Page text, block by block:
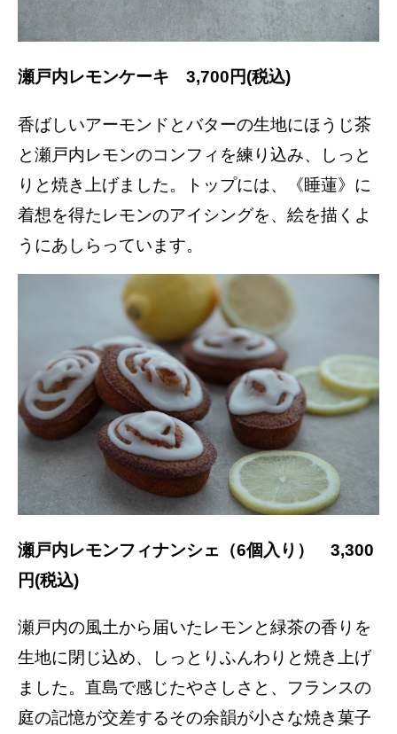
瀬戸内レモンケーキ 3,700円(税込)
香ばしいアーモンドとバターの生地にほうじ茶
と瀬戸内レモンのコンフィを練り込み、しっと
りと焼き上げました。トップには、《睡蓮》に
着想を得たレモンのアイシングを、絵を描くよ
うにあしらっています。
瀬戸内レモンフィナンシェ（6個入り） 3,300
円(税込)
瀬戸内の風土から届いたレモンと緑茶の香りを
生地に閉じ込め、しっとりふんわりと焼き上げ
ました。直島で感じたやさしさと、フランスの
庭の記憶が交差するその余韻が小さな焼き菓子